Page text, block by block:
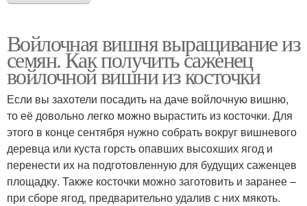
Войлочная вишня выращивание из
семян. Как получить саженец
войлочной вишни из косточки
Если вы захотели посадить на даче войлочную вишню,
то её довольно легко можно вырастить из косточки. Для
этого в конце сентября нужно собрать вокруг вишневого
деревца или куста горсть опавших высохших ягод и
перенести их на подготовленную для будущих саженцев
площадку. Также косточки можно заготовить и заранее –
при сборе ягод, предварительно удалив с них мякоть.